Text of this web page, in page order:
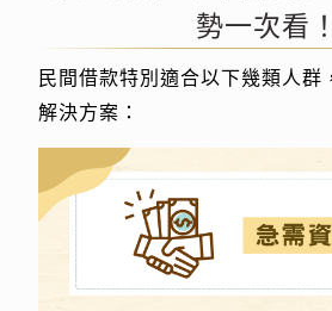
勢一次看！
民間借款特別適合以下幾類人群
解決方案：